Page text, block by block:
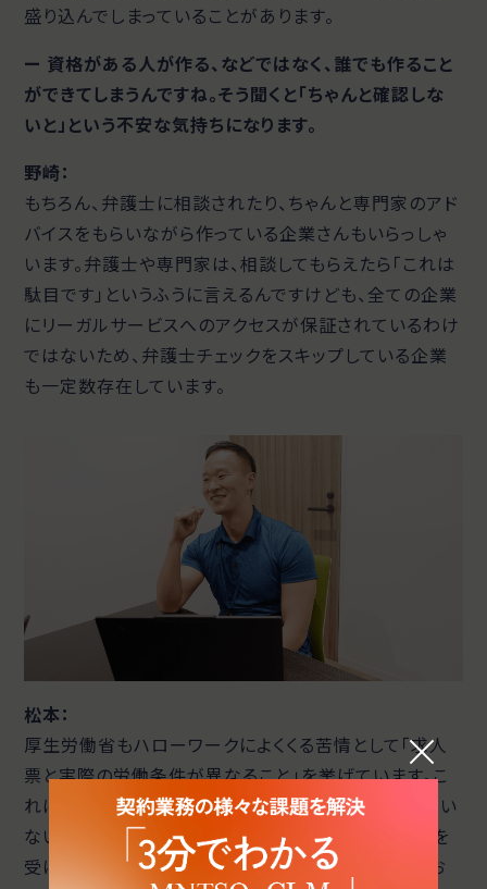
盛り込んでしまっていることがあります。
ー 資格がある人が作る、などではなく、誰でも作ること
ができてしまうんですね。そう聞くと「ちゃんと確認しな
いと」という不安な気持ちになります。
野崎：
もちろん、弁護士に相談されたり、ちゃんと専門家のアド
バイスをもらいながら作っている企業さんもいらっしゃ
います。弁護士や専門家は、相談してもらえたら「これは
駄目です」というふうに言えるんですけども、全ての企業
にリーガルサービスへのアクセスが保証されているわけ
ではないため、弁護士チェックをスキップしている企業
も一定数存在しています。
松本：
厚生労働省もハローワークによくくる苦情として「求人
票と実際の労働条件が異なること」を挙げています。こ
れは、労働条件通知書を事前にしっかりと確認できてい
ない事に起因することが多いですね。こういった課題を
受けて、「職業安定法」という法律は都度改正されてお